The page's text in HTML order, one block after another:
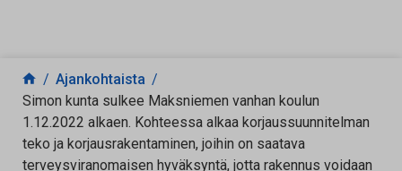
Siirry sisältöön
Ajankohtaista
Simon kunta sulkee Maksniemen vanhan koulun
1.12.2022 alkaen. Kohteessa alkaa korjaussuunnitelman
teko ja korjausrakentaminen, joihin on saatava
terveysviranomaisen hyväksyntä, jotta rakennus voidaan